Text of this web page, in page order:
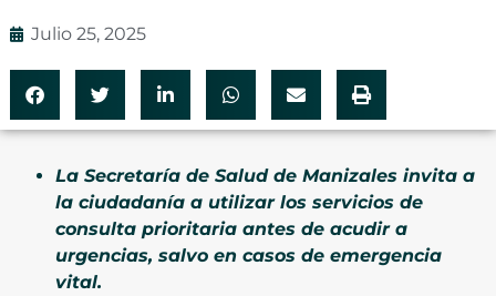
Julio 25, 2025
La Secretaría de Salud de Manizales invita a
la ciudadanía a utilizar los servicios de
consulta prioritaria antes de acudir a
urgencias, salvo en casos de emergencia
vital.